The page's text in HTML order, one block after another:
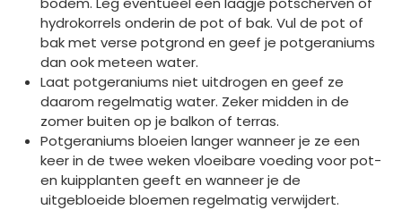
hydrokorrels onderin de pot of bak. Vul de pot of
bak met verse potgrond en geef je potgeraniums
dan ook meteen water.
Laat potgeraniums niet uitdrogen en geef ze
daarom regelmatig water. Zeker midden in de
zomer buiten op je balkon of terras.
Potgeraniums bloeien langer wanneer je ze een
keer in de twee weken vloeibare voeding voor pot-
en kuipplanten geeft en wanneer je de
uitgebloeide bloemen regelmatig verwijdert.